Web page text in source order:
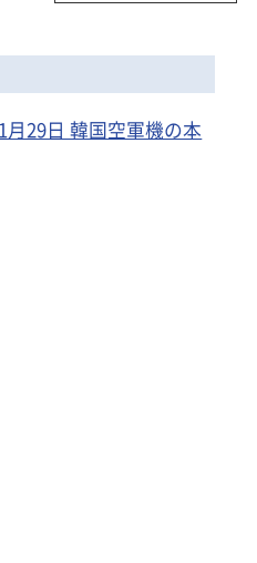
29日 韓国空軍機の本